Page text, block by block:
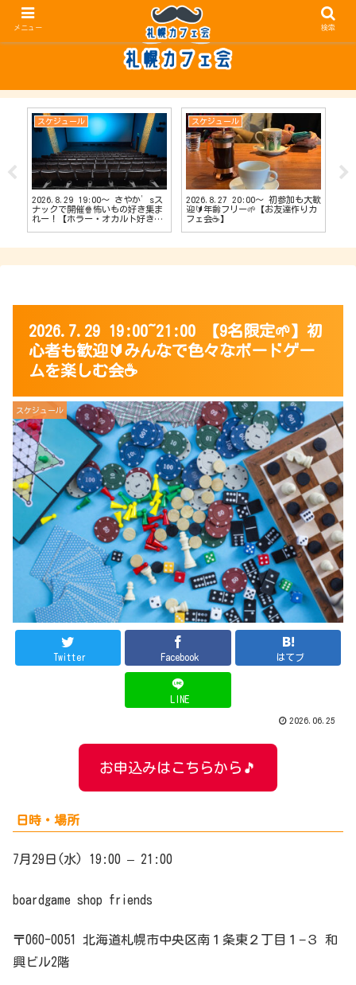
スケジュール
2026.8.29 19:00〜 さやか’sス
ナックで開催🍿怖いもの好き集ま
れー！【ホラー・オカルト好きカ
スケジュール
2026.8.27 20:00〜 初参加も大歓
迎🔰年齢フリー🌱【お友達作りカ
フェ会☕️】
2026.7.29 19:00~21:00 【9名限定🌱】初
心者も歓迎🔰みんなで色々なボードゲー
ムを楽しむ会☕
スケジュール
Twitter Facebook はてブ
LINE
2026.06.25
お申込みはこちらから🎵
日時・場所
7月29日(水) 19:00 – 21:00
boardgame shop friends
〒060-0051 北海道札幌市中央区南１条東２丁目１−３ 和
興ビル2階
メニュー 検索